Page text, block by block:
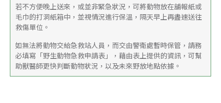
若不方便晚上送來，或並非緊急狀況，可將動物放在舖報紙或
毛巾的打洞紙箱中，並視情況進行保溫，隔天早上再盡速送往
救傷單位。
如無法將動物交給急救站人員，而交由警衛處暫時保管，請務
必填寫「野生動物急救申請表」，藉由表上提供的資訊，可幫
助獸醫師更快判斷動物狀況，以及未來野放地點依據。